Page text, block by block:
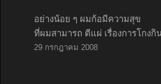
อย่างน้อย ๆ ผมก้อมีความสุข
ที่ผมสามารถ ตีแผ่ เรื่องการโกง
29 กรกฎาคม 2008